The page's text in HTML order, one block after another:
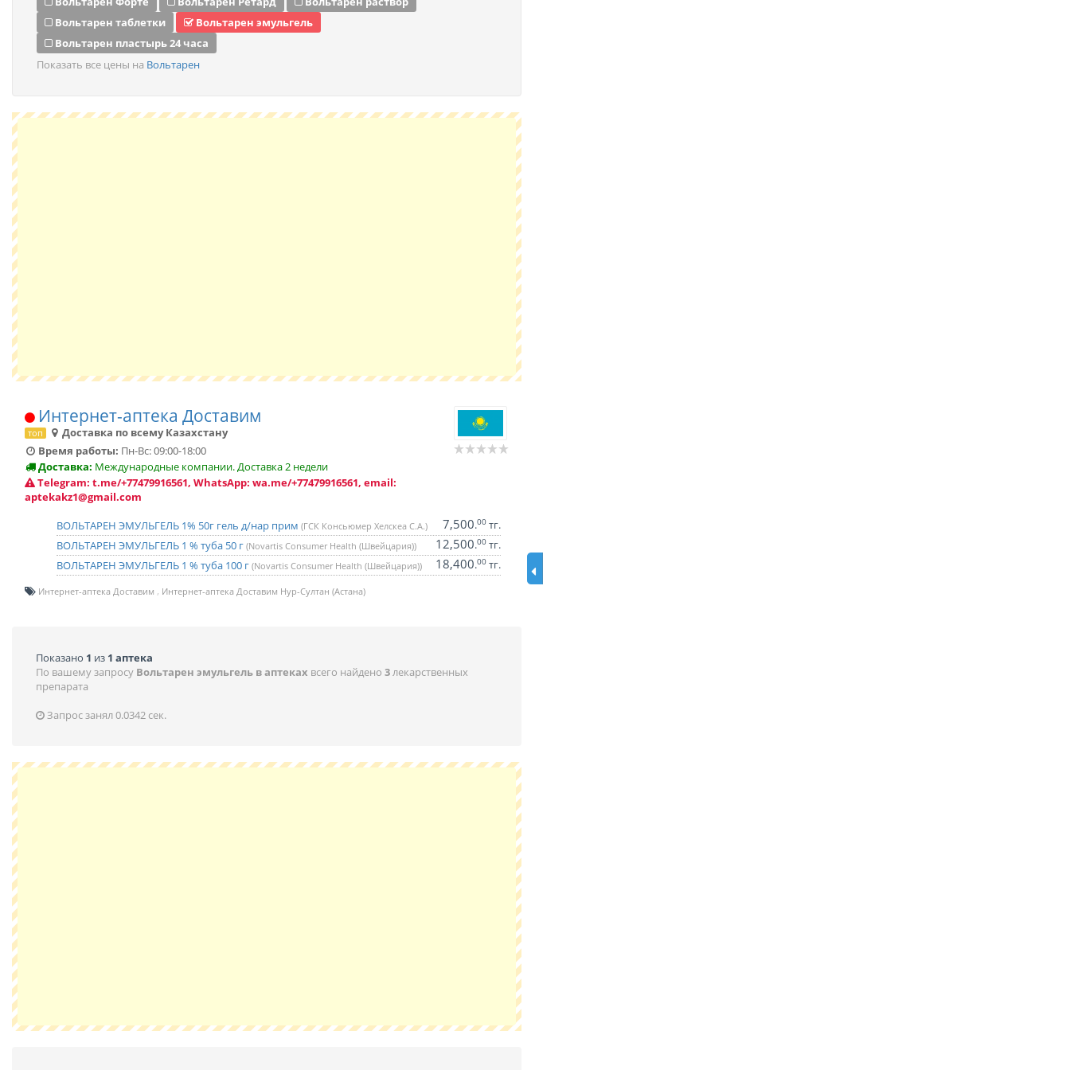
Вольтарен таблетки
Вольтарен эмульгель
Вольтарен пластырь 24 часа
Показать все цены на Вольтарен
Интернет-аптека Доставим
топ
Доставка по всему Казахстану
Время работы: Пн-Вс: 09:00-18:00
Доставка: Международные компании. Доставка 2 недели
Telegram: t.me/+77479916561, WhatsApp: wa.me/+77479916561, email:
aptekakz1@gmail.com
ВОЛЬТАРЕН ЭМУЛЬГЕЛЬ 1% 50г гель д/нар прим (ГСК Консьюмер Хелскеа С.А.) 7,500.00тг.
ВОЛЬТАРЕН ЭМУЛЬГЕЛЬ 1 % туба 50 г (Novartis Consumer Health (Швейцария)) 12,500.00тг.
ВОЛЬТАРЕН ЭМУЛЬГЕЛЬ 1 % туба 100 г (Novartis Consumer Health (Швейцария)) 18,400.00тг.
Интернет-аптека Доставим Интернет-аптека Доставим Нур-Султан (Астана)
Показано 1 из 1 аптека
По вашему запросу Вольтарен эмульгель в аптеках всего найдено 3лекарственных
препарата
Запрос занял 0.0342 сек.